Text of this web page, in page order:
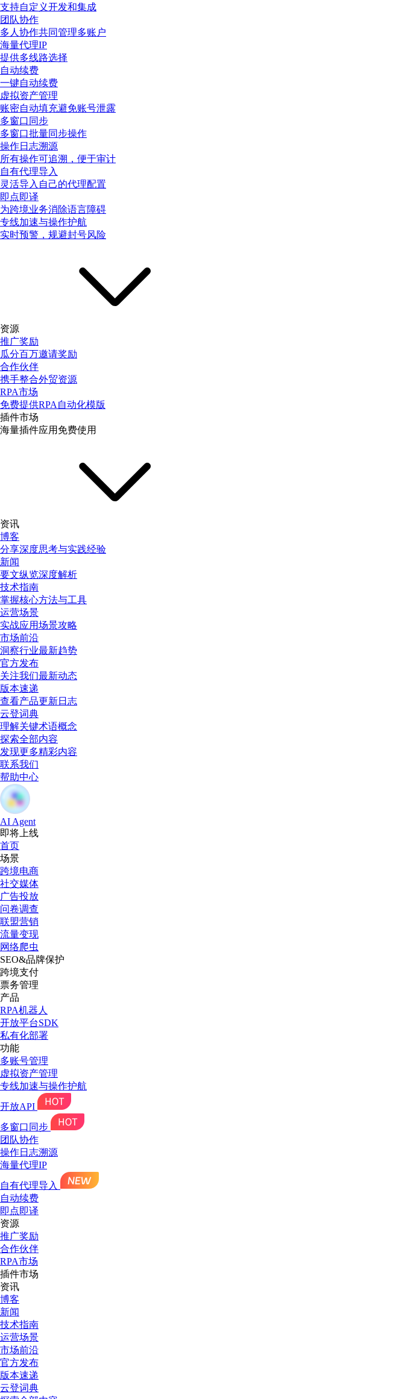
支持自定义开发和集成
团队协作
多人协作共同管理多账户
海量代理IP
提供多线路选择
自动续费
一键自动续费
虚拟资产管理
账密自动填充避免账号泄露
多窗口同步
多窗口批量同步操作
操作日志溯源
所有操作可追溯，便于审计
自有代理导入
灵活导入自己的代理配置
即点即译
为跨境业务消除语言障碍
专线加速与操作护航
实时预警，规避封号风险
资源
推广奖励
瓜分百万邀请奖励
合作伙伴
携手整合外贸资源
RPA市场
免费提供RPA自动化模版
插件市场
海量插件应用免费使用
资讯
博客
分享深度思考与实践经验
新闻
要文纵览深度解析
技术指南
掌握核心方法与工具
运营场景
实战应用场景攻略
市场前沿
洞察行业最新趋势
官方发布
关注我们最新动态
版本速递
查看产品更新日志
云登词典
理解关键术语概念
探索全部内容
发现更多精彩内容
联系我们
帮助中心
AI Agent
即将上线
首页
场景
跨境电商
社交媒体
广告投放
问卷调查
联盟营销
流量变现
网络爬虫
SEO&品牌保护
跨境支付
票务管理
产品
RPA机器人
开放平台SDK
私有化部署
功能
多账号管理
虚拟资产管理
专线加速与操作护航
开放API
多窗口同步
团队协作
操作日志溯源
海量代理IP
自有代理导入
自动续费
即点即译
资源
推广奖励
合作伙伴
RPA市场
插件市场
资讯
博客
新闻
技术指南
运营场景
市场前沿
官方发布
版本速递
云登词典